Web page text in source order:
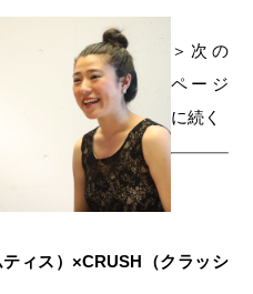
＞次の
ページ
に続く
ィス）×CRUSH（クラッシ